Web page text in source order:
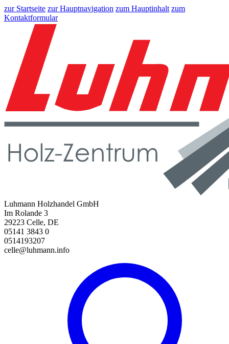
zur Startseite zur Hauptnavigation zum Hauptinhalt zum
Kontaktformular
Luhmann Holzhandel GmbH
Im Rolande 3
29223 Celle, DE
05141 3843 0
0514193207
celle@luhmann.info